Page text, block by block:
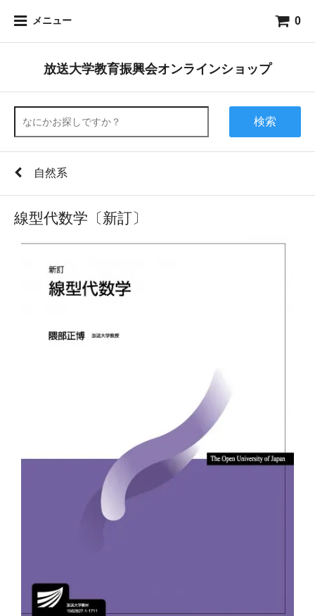
メニュー 0
放送大学教育振興会オンラインショップ
検索
自然系
線型代数学〔新訂〕